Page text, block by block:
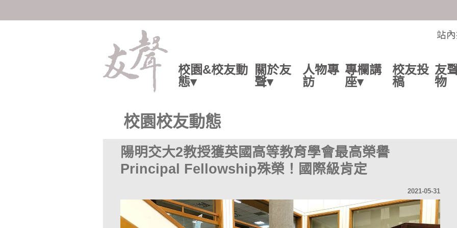
陽明交大人共享知識與情感交流的平台
校園&校友動
態▾
關於友
聲▾
人物專
訪
專欄講
座▾
校友投
稿
友
物
站
校園校友動態
陽明交大2教授獲英國高等教育學會最高榮譽
Principal Fellowship殊榮！國際級肯定
2021-05-31